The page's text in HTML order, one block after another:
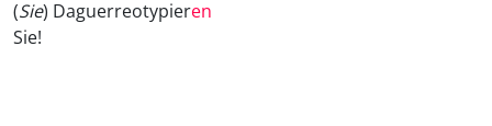
(Sie) Daguerreotypieren
Sie!